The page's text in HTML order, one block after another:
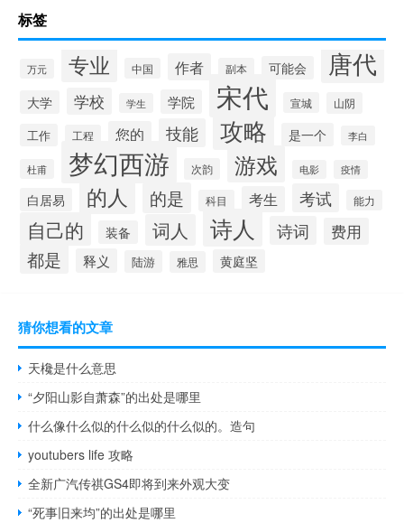
标签
万元 专业 中国 作者 副本 可能会 唐代
大学 学校 学生 学院 宋代 宣城 山阴
工作 工程 您的 技能 攻略 是一个 李白
杜甫 梦幻西游 次韵 游戏 电影 疫情
白居易 的人 的是 科目 考生 考试 能力
自己的 装备 词人 诗人 诗词 费用
都是 释义 陆游 雅思 黄庭坚
猜你想看的文章
天欃是什么意思
“夕阳山影自萧森”的出处是哪里
什么像什么似的什么似的什么似的。造句
youtubers life 攻略
全新广汽传祺GS4即将到来外观大变
“死事旧来均”的出处是哪里